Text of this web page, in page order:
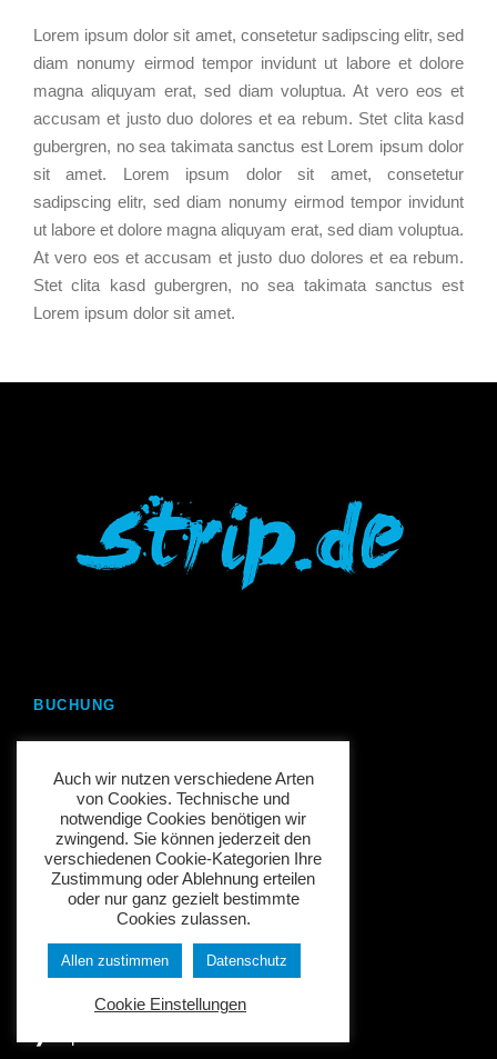
Lorem ipsum dolor sit amet, consetetur sadipscing elitr, sed
diam nonumy eirmod tempor invidunt ut labore et dolore
magna aliquyam erat, sed diam voluptua. At vero eos et
accusam et justo duo dolores et ea rebum. Stet clita kasd
gubergren, no sea takimata sanctus est Lorem ipsum dolor
sit amet. Lorem ipsum dolor sit amet, consetetur
sadipscing elitr, sed diam nonumy eirmod tempor invidunt
ut labore et dolore magna aliquyam erat, sed diam voluptua.
At vero eos et accusam et justo duo dolores et ea rebum.
Stet clita kasd gubergren, no sea takimata sanctus est
Lorem ipsum dolor sit amet.
BUCHUNG
❱ Buchung
❱ FAQ
INFORMATIONEN
❱ Datenschutz
Auch wir nutzen verschiedene Arten
von Cookies. Technische und
notwendige Cookies benötigen wir
zwingend. Sie können jederzeit den
verschiedenen Cookie-Kategorien Ihre
Zustimmung oder Ablehnung erteilen
oder nur ganz gezielt bestimmte
Cookies zulassen.
Allen zustimmen Datenschutz
Cookie Einstellungen